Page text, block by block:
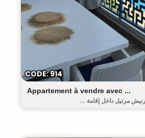
Appartement à vendre avec ...
مرتيل داخل إقامة ...
CODE: 914